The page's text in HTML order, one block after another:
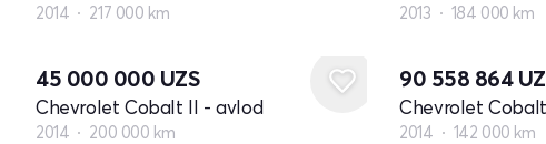
2014 217 000 km 2013 184 000 km
45 000 000 UZS
Chevrolet Cobalt II - avlod
2014 200 000 km
90 558 864
Chevrolet
2014 142 000 km